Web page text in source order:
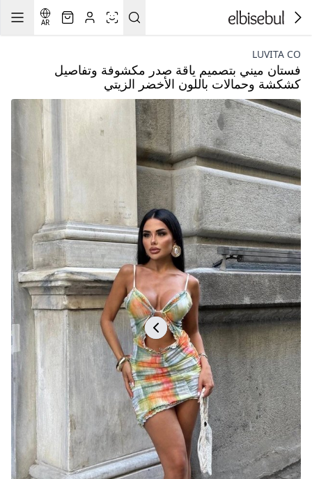
AR
LUVITA CO
فستان ميني بتصميم ياقة صدر مكشوفة وتفاصيل
كشكشة وحمالات باللون الأخضر الزيتي